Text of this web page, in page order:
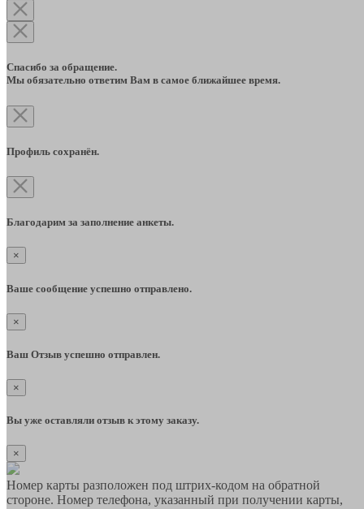
Спасибо за обращение.
Мы обязательно ответим Вам в самое ближайшее время.
Профиль сохранён.
Благодарим за заполнение анкеты.
×
Ваше сообщение успешно отправлено.
×
Ваш Отзыв успешно отправлен.
×
Вы уже оставляли отзыв к этому заказу.
×
Номер карты разположен под штрих-кодом на обратной
стороне. Номер телефона, указанный при получении карты,